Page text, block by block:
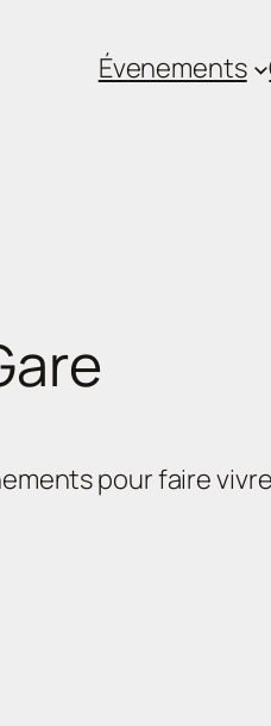
Évenements
pour faire